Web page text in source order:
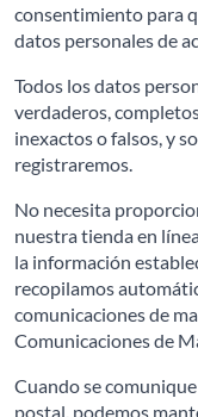
consentimiento para
datos personales de
Todos los datos
verdaderos,
inexactos o falsos, y
registraremos.
No necesita
nuestra tienda en
la información
recopilamos
comunicaciones de
Comunicaciones de
Cuando se
postal, podemos